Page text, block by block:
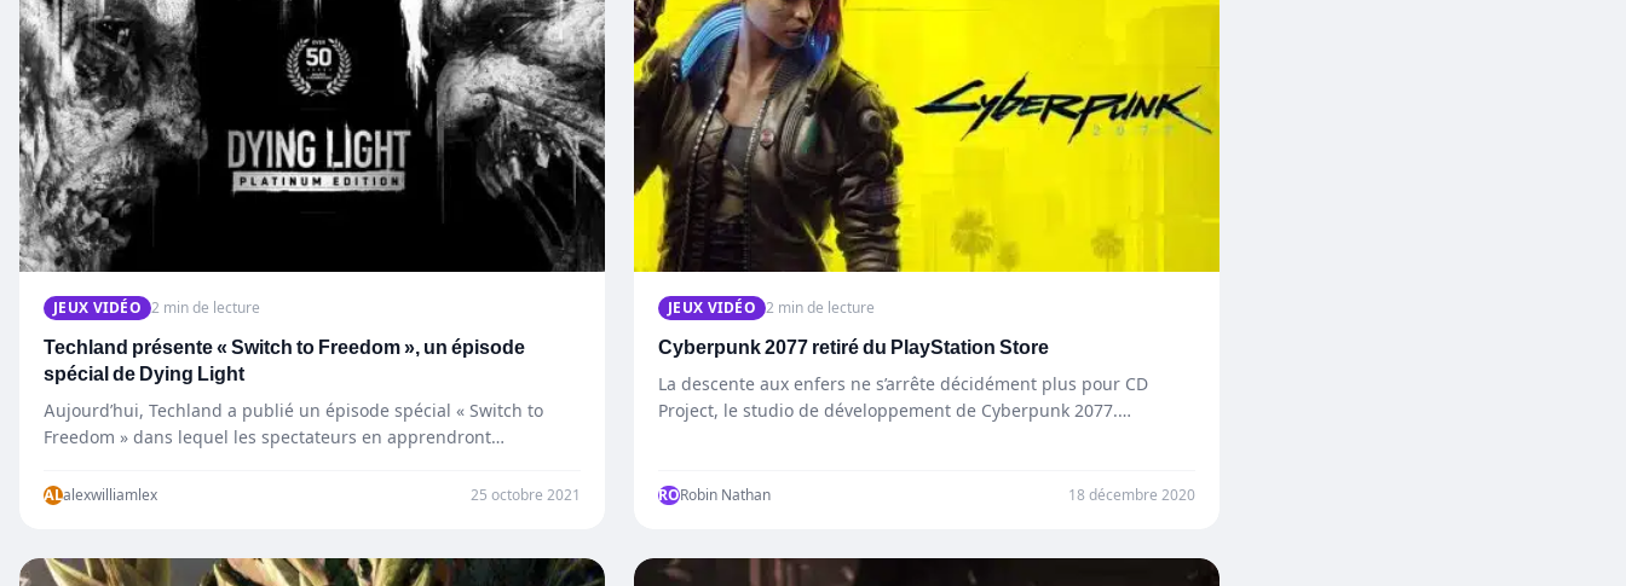
JEUX VIDÉO 2 min de lecture
Techland présente « Switch to Freedom », un épisode
spécial de Dying Light
Aujourd’hui, Techland a publié un épisode spécial « Switch to
Freedom » dans lequel les spectateurs en apprendront
ALalexwilliamlex 25 octobre 2021
JEUX VIDÉO 2 min de lecture
Cyberpunk 2077 retiré du PlayStation Store
La descente aux enfers ne s’arrête décidément plus pour CD
Project, le studio de développement de Cyberpunk 2077.…
RORobin Nathan 18 décembre 2020